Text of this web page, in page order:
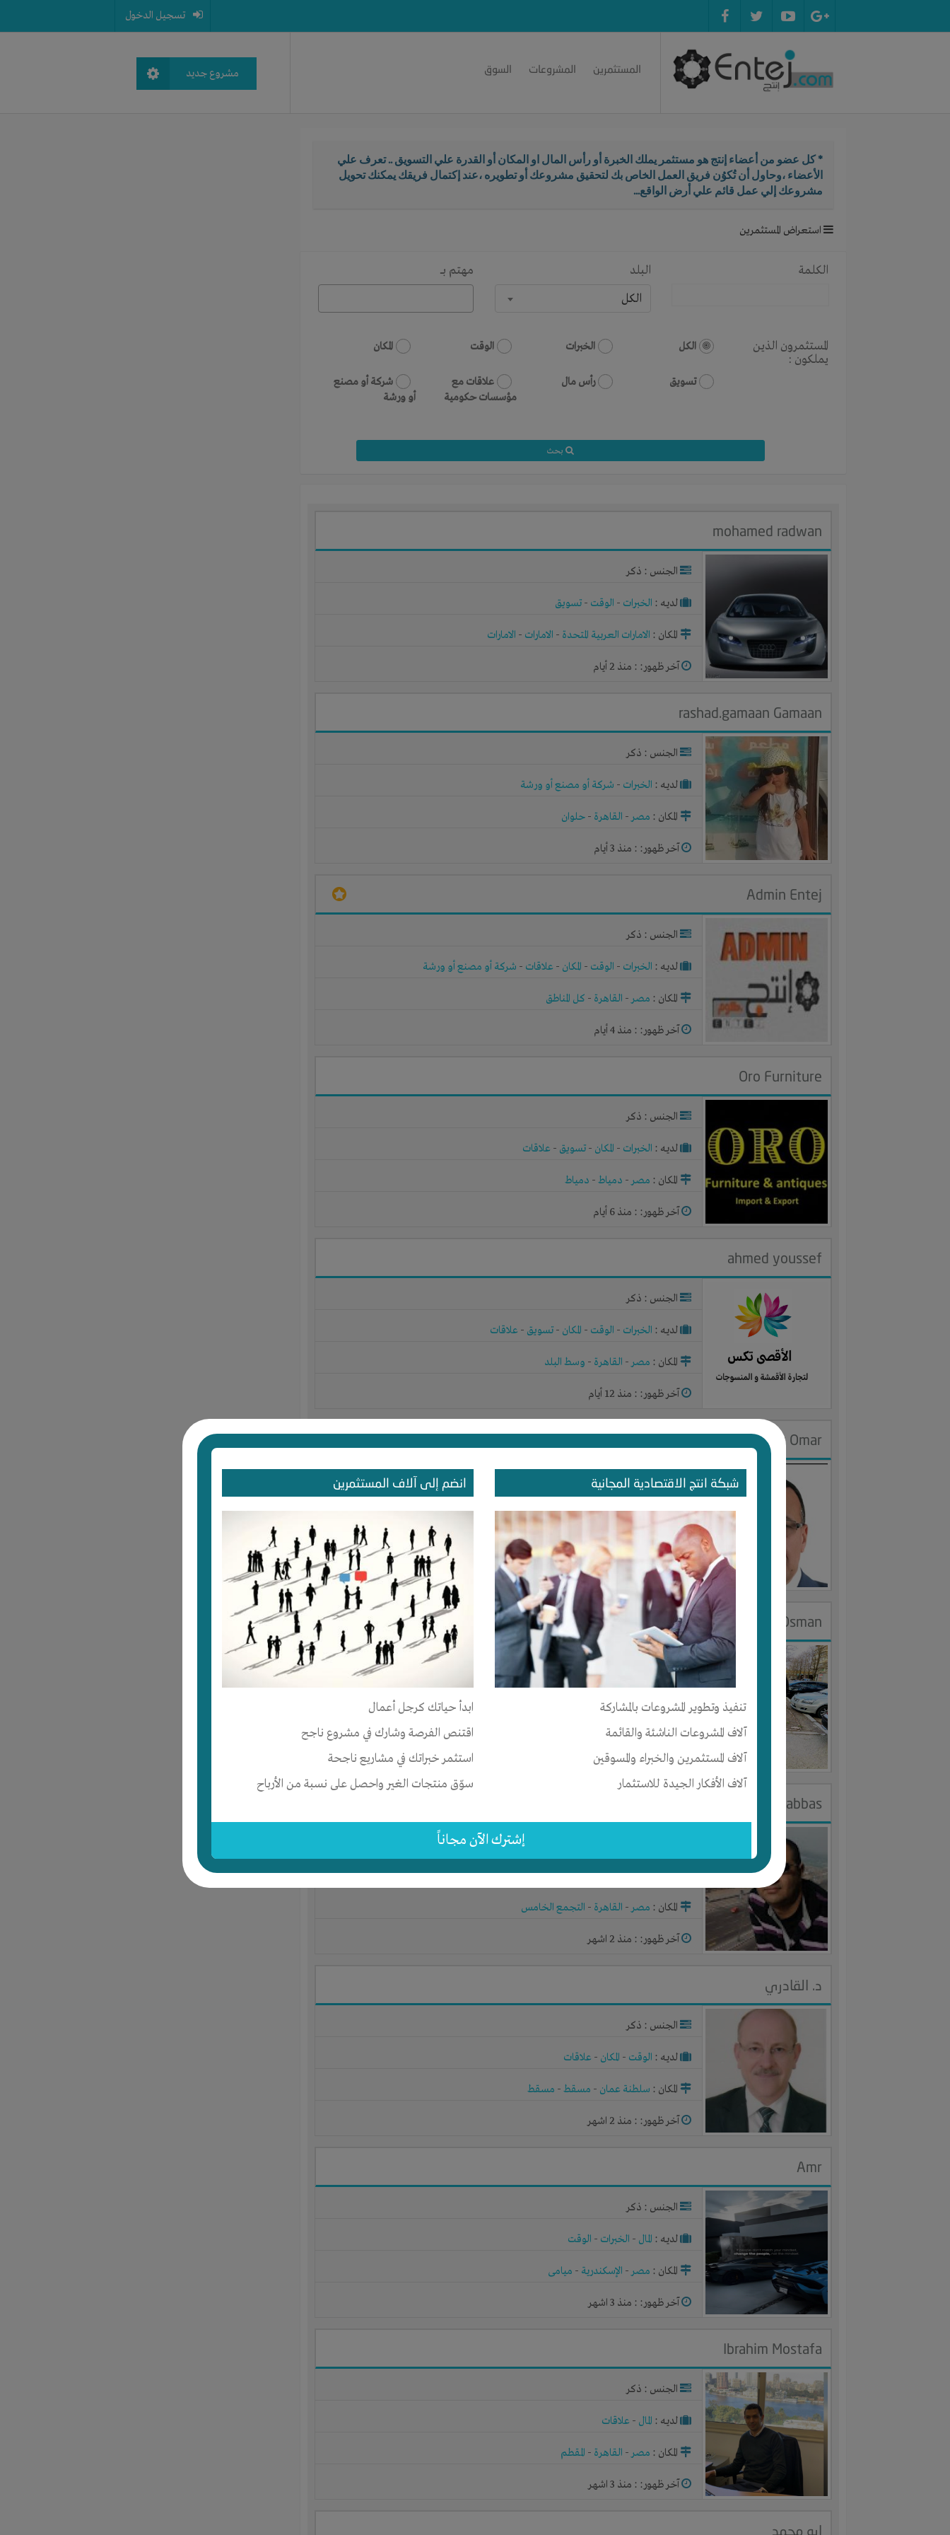
شبكة انتج الاقتصادية المجانية
تنفيذ وتطوير المشروعات بالمشاركة
آلاف المشروعات الناشئة والقائمة
آلاف المستثمرين والخبراء والمسوقين
آلاف الأفكار الجيدة للاستثمار
انضم إلى آلاف المستثمرين
ابدأ حياتك كرجل أعمال
اقتنص الفرصة وشارك في مشروع ناجح
استثمر خبراتك في مشاريع ناجحة
سوّق منتجات الغير واحصل على نسبة من الأرباح
إشترك الآن مجاناً
تسجيل الدخول
المستثمرين المشروعات السوق مشروع جديد
* كل عضو من أعضاء إنتج هو مستثمر يملك الخبرة أو رأس المال او المكان أو القدرة علي التسويق .. تعرف علي
الأعضاء ،وحاول أن تُكوُن فريق العمل الخاص بك لتحقيق مشروعك أو تطويره ،عند إكتمال فريقك يمكنك تحويل
مشروعك إلي عمل قائم علي أرض الواقع...
استعراض المستثمرين
الكلمة
البلد
الكل
مهتم بـــ
المستثمرون الذين
يملكون :
الكل الخبرات الوقت المكان
تسويق رأس مال
علاقات مع
مؤسسات حكومية
شركة أو مصنع
أو ورشة
بحث
mohamed radwan
الجنس : ذكر
لديـه : الخبرات - الوقت - تسويق
المكان : الامارات العربية المتحدة - الامارات - الامارات
آخر ظهور: : منذ 2 أيام
rashad.gamaan Gamaan
الجنس : ذكر
لديـه : الخبرات - شركة أو مصنع أو ورشة
المكان : مصر- القاهرة - حلوان
آخر ظهور: : منذ 3 أيام
Admin Entej
الجنس : ذكر
لديـه : الخبرات - الوقت - المكان - علاقات - شركة أو مصنع أو ورشة
المكان : مصر- القاهرة - كل المناطق
آخر ظهور: : منذ 4 أيام
Oro Furniture
الجنس : ذكر
لديـه : الخبرات - المكان - تسويق - علاقات
المكان : مصر- دمياط- دمياط
آخر ظهور: : منذ 6 أيام
ahmed youssef
الجنس : ذكر
لديـه : الخبرات - الوقت - المكان - تسويق - علاقات
المكان : مصر- القاهرة - وسط البلد
آخر ظهور: : منذ 12 أيام
Samy Omar
الجنس : ذكر
لديـه :الخبرات-علاقات
المكان : مصر-القاهرة- القاهرة
آخر ظهور: : منذ 13 أيام
DR.Eslam Osman
الجنس : ذكر
المكان : مصر -القاهرة
آخر ظهور: : منذ 2 اشهر
khaled abbas
لديـه :الوقت-شركة أو مصنع أو ورشة
المكان : مصر- القاهرة - التجمع الخامس
آخر ظهور: : منذ 2 اشهر
د. القادري
الجنس : ذكر
لديـه : الوقت - المكان - علاقات
المكان : سلطنة عمان - مسقط- مسقط
آخر ظهور: : منذ 2 اشهر
Amr
الجنس : ذكر
لديـه : المال - الخبرات - الوقت
المكان : مصر- الإسكندرية - ميامى
آخر ظهور: : منذ 3 اشهر
Ibrahim Mostafa
الجنس : ذكر
لديـه : المال - علاقات
المكان : مصر- القاهرة - المقطم
آخر ظهور: : منذ 3 اشهر
ابو محمد